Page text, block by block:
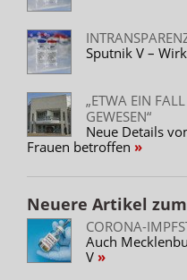
Sputnik V –
„ETWA EIN
GEWESEN“
Neue Details
Frauen betroffen
Neuere Artikel
CORONA-
Auch
V